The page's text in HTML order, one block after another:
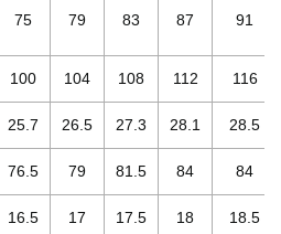
75 79 83 87 91
100 104 108 112 116
25.7 26.5 27.3 28.1 28.5
76.5 79 81.5 84 84
16.5 17 17.5 18
18.5